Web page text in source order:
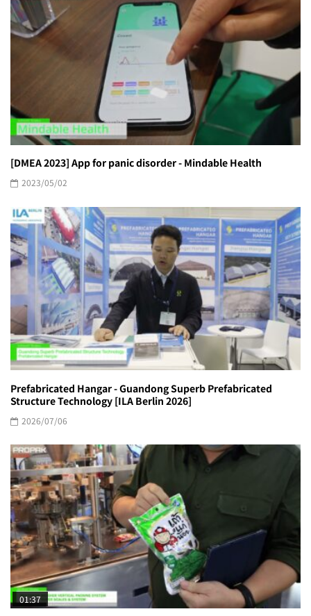
[DMEA 2023] App for panic disorder - Mindable Health
2023/05/02
Prefabricated Hangar - Guandong Superb Prefabricated
Structure Technology [ILA Berlin 2026]
2026/07/06
01:37